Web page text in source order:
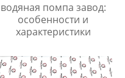
водяная помпа завод:
особенности и
характеристики